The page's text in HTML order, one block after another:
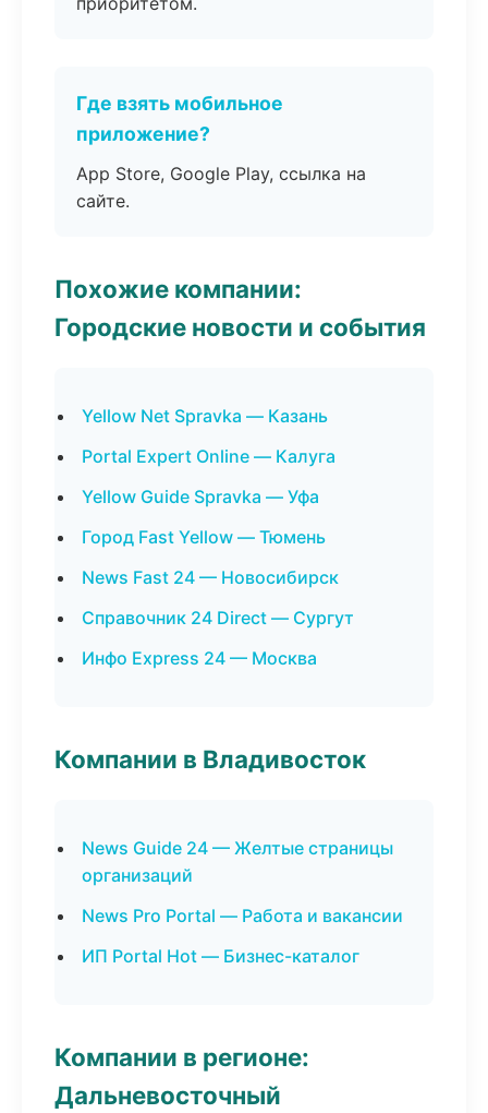
Где взять мобильное
приложение?
App Store, Google Play, ссылка на
сайте.
Похожие компании:
Городские новости и события
Yellow Net Spravka — Казань
Portal Expert Online — Калуга
Yellow Guide Spravka — Уфа
Город Fast Yellow — Тюмень
News Fast 24 — Новосибирск
Справочник 24 Direct — Сургут
Инфо Express 24 — Москва
Компании в Владивосток
News Guide 24 — Желтые страницы
организаций
News Pro Portal — Работа и вакансии
ИП Portal Hot — Бизнес-каталог
Компании в регионе:
Дальневосточный